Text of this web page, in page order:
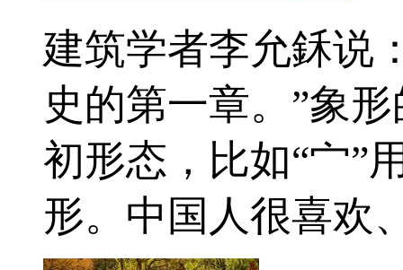
建筑学者李允鉌说
史的第一章。”象
初形态，比如“宀”
形。中国人很喜